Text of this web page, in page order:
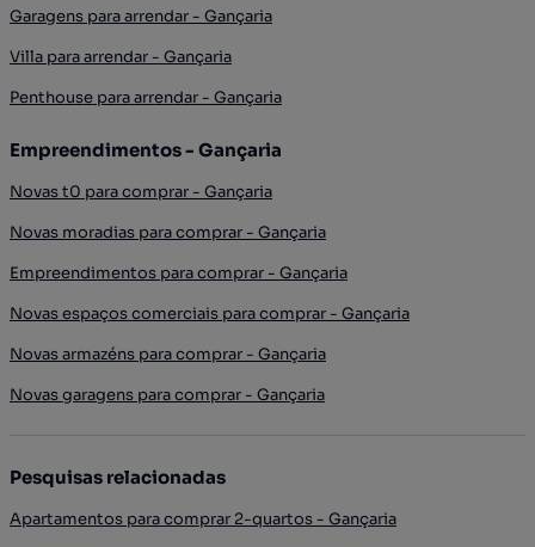
Garagens para arrendar - Gançaria
Villa para arrendar - Gançaria
Penthouse para arrendar - Gançaria
Empreendimentos - Gançaria
Novas t0 para comprar - Gançaria
Novas moradias para comprar - Gançaria
Empreendimentos para comprar - Gançaria
Novas espaços comerciais para comprar - Gançaria
Novas armazéns para comprar - Gançaria
Novas garagens para comprar - Gançaria
Pesquisas relacionadas
Apartamentos para comprar 2-quartos - Gançaria